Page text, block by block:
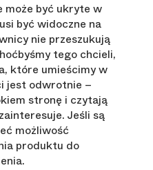
może być ukryte w
być widoczne na
nie przeszukują
tego chcieli,
które umieścimy w
jest odwrotnie –
stronę i czytają
Jeśli są
możliwość
produktu do